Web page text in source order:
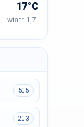
17°C
wiatr 1,7
505
203